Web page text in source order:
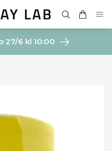
27/6 kl 10:00